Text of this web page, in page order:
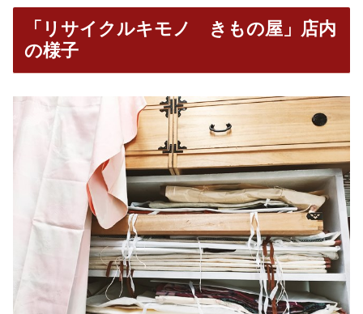
「リサイクルキモノ きもの屋」店内
の様子